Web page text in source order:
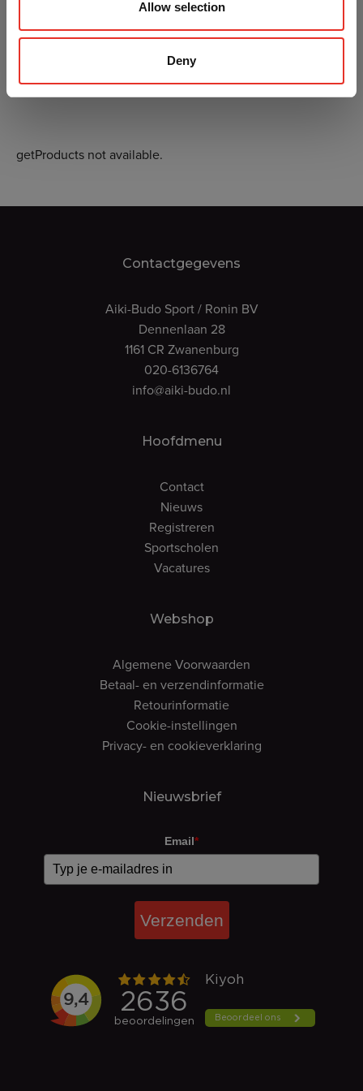
Allow selection
Deny
getProducts not available.
Contactgegevens
Aiki-Budo Sport / Ronin BV
Dennenlaan 28
1161 CR Zwanenburg
020-6136764
info@aiki-budo.nl
Hoofdmenu
Contact
Nieuws
Registreren
Sportscholen
Vacatures
Webshop
Algemene Voorwaarden
Betaal- en verzendinformatie
Retourinformatie
Cookie-instellingen
Privacy- en cookieverklaring
Nieuwsbrief
Email*
Verzenden